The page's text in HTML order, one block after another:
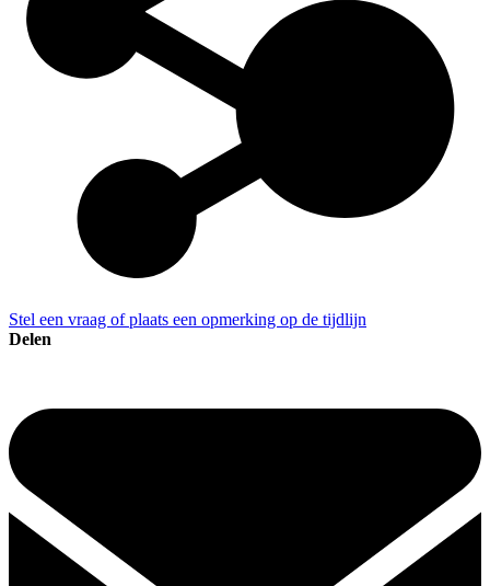
Stel een vraag of plaats een opmerking op de tijdlijn
Delen